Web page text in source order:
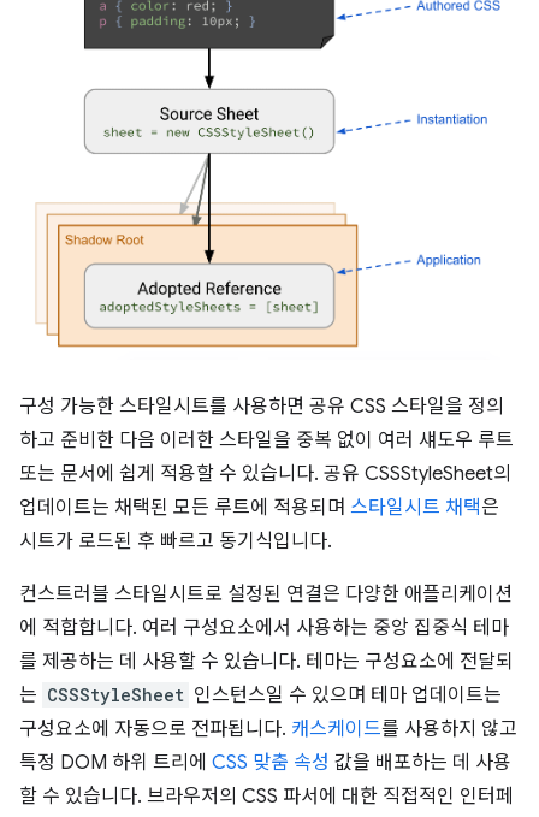
구성 가능한 스타일시트를 사용하면 공유 CSS 스타일을 정의
하고 준비한 다음 이러한 스타일을 중복 없이 여러 섀도우 루트
또는 문서에 쉽게 적용할 수 있습니다. 공유 CSSStyleSheet의
업데이트는 채택된 모든 루트에 적용되며 스타일시트 채택은
시트가 로드된 후 빠르고 동기식입니다.
컨스트러블 스타일시트로 설정된 연결은 다양한 애플리케이션
에 적합합니다. 여러 구성요소에서 사용하는 중앙 집중식 테마
를 제공하는 데 사용할 수 있습니다. 테마는 구성요소에 전달되
는 CSSStyleSheet 인스턴스일 수 있으며 테마 업데이트는
구성요소에 자동으로 전파됩니다. 캐스케이드를 사용하지 않고
특정 DOM 하위 트리에 CSS 맞춤 속성 값을 배포하는 데 사용
할 수 있습니다. 브라우저의 CSS 파서에 대한 직접적인 인터페